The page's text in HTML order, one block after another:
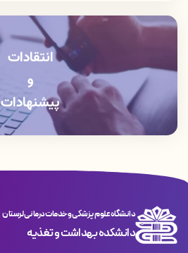
آموزش دانشكده: 06633412309
انتقادات
و
پیشنهادات
دانشگاه علوم پزشکی و خدمات درمانی لرستان
دانشکده بهداشت و تغذیه